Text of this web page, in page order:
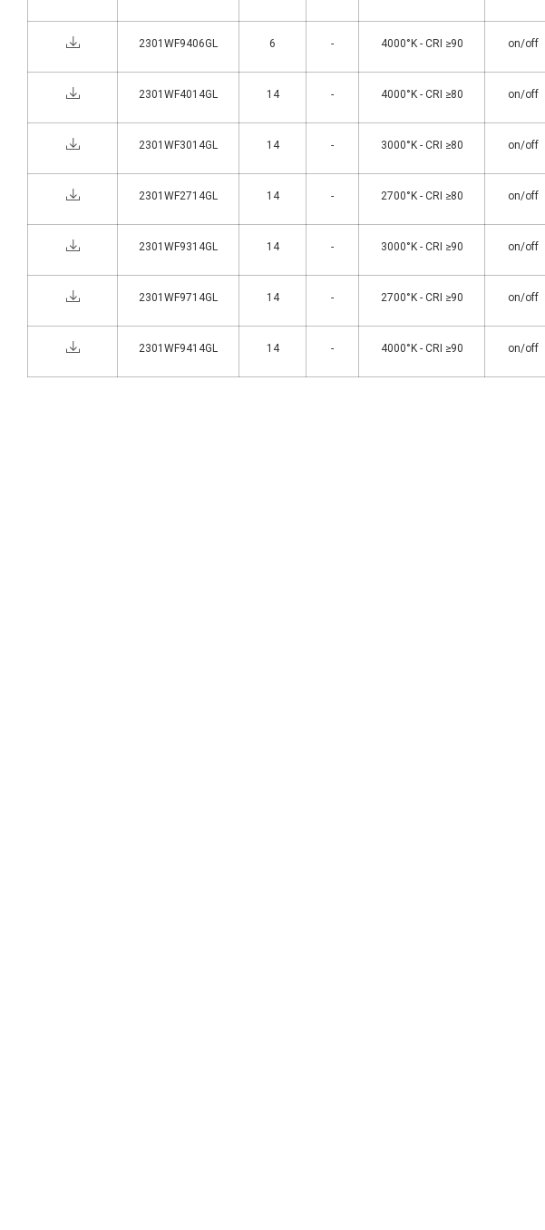
2301WF9406GL 6 - 4000°K - CRI ≥90 on/off
2301WF4014GL 14 - 4000°K - CRI ≥80 on/off
2301WF3014GL 14 - 3000°K - CRI ≥80 on/off
2301WF2714GL 14 - 2700°K - CRI ≥80 on/off
2301WF9314GL 14 - 3000°K - CRI ≥90 on/off
2301WF9714GL 14 - 2700°K - CRI ≥90 on/off
2301WF9414GL 14 - 4000°K - CRI ≥90 on/off